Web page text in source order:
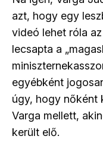
azt, hogy egy
videó lehet róla
lecsapta a
egyébként
úgy, hogy nőként
Varga mellett,
került elő.